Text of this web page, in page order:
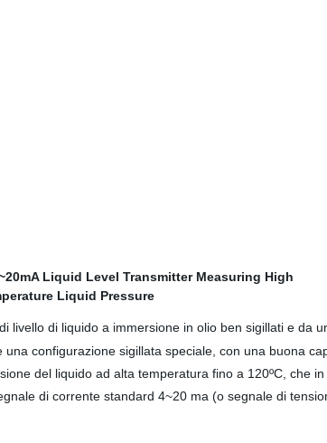
livello di liquido a immersione in olio ben sigillati e da
configurazione sigillata speciale, con una buona
del liquido ad alta temperatura fino a 120ºC, che
di corrente standard 4~20 ma (o segnale di